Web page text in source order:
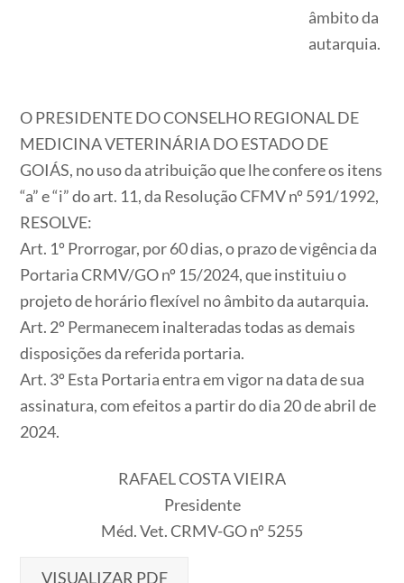
âmbito da
autarquia.
O PRESIDENTE DO CONSELHO REGIONAL DE
MEDICINA VETERINÁRIA DO ESTADO DE
GOIÁS, no uso da atribuição que lhe confere os itens
“a” e “i” do art. 11, da Resolução CFMV nº 591/1992,
RESOLVE:
Art. 1º Prorrogar, por 60 dias, o prazo de vigência da
Portaria CRMV/GO nº 15/2024, que instituiu o
projeto de horário flexível no âmbito da autarquia.
Art. 2º Permanecem inalteradas todas as demais
disposições da referida portaria.
Art. 3º Esta Portaria entra em vigor na data de sua
assinatura, com efeitos a partir do dia 20 de abril de
2024.
RAFAEL COSTA VIEIRA
Presidente
Méd. Vet. CRMV-GO nº 5255
VISUALIZAR PDF